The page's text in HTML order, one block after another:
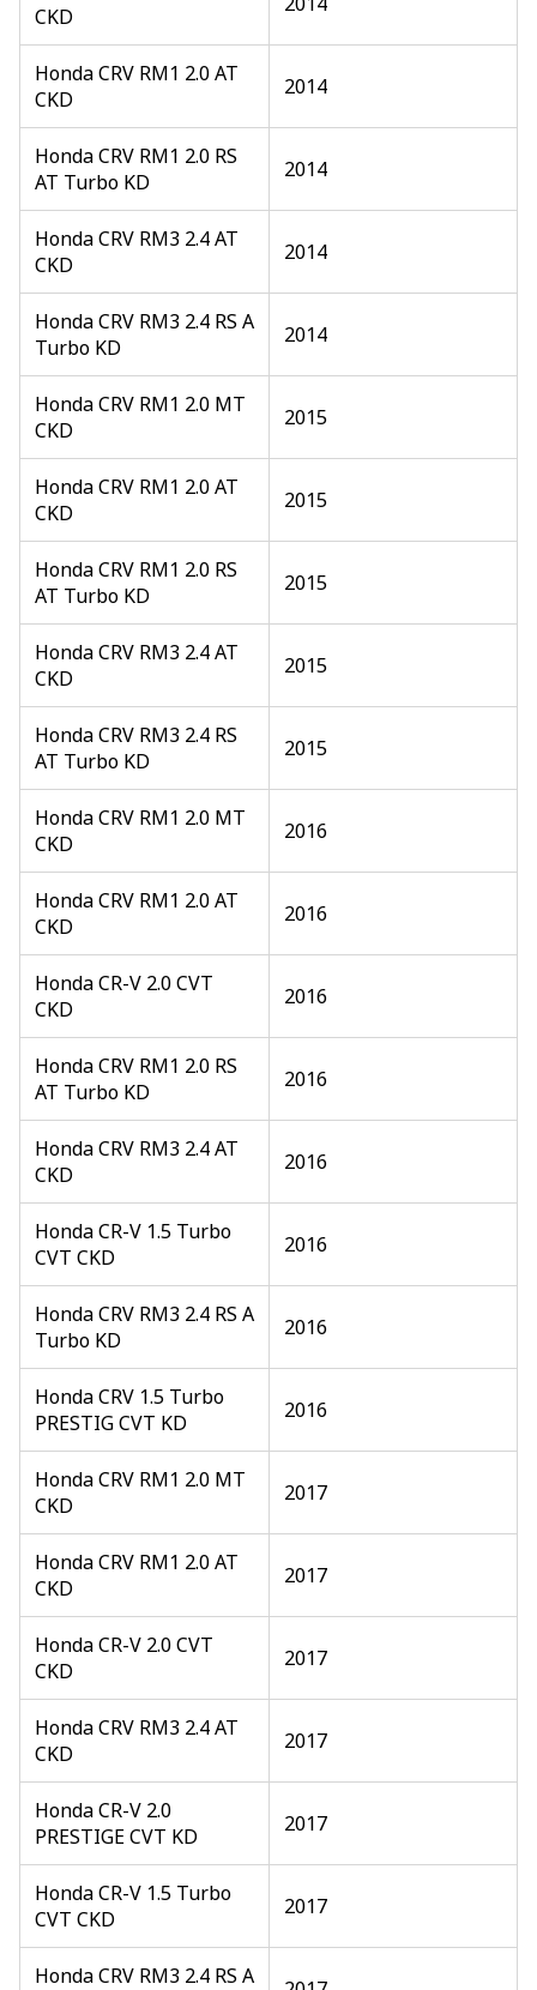
CKD
Honda CRV RM1 2.0 AT
CKD
2014
Honda CRV RM1 2.0 RS
AT Turbo KD
2014
Honda CRV RM3 2.4 AT
CKD
2014
Honda CRV RM3 2.4 RS A
Turbo KD
2014
Honda CRV RM1 2.0 MT
CKD
2015
Honda CRV RM1 2.0 AT
CKD
2015
Honda CRV RM1 2.0 RS
AT Turbo KD
2015
Honda CRV RM3 2.4 AT
CKD
2015
Honda CRV RM3 2.4 RS
AT Turbo KD
2015
Honda CRV RM1 2.0 MT
CKD
2016
Honda CRV RM1 2.0 AT
CKD
2016
Honda CR-V 2.0 CVT
CKD
2016
Honda CRV RM1 2.0 RS
AT Turbo KD
2016
Honda CRV RM3 2.4 AT
CKD
2016
Honda CR-V 1.5 Turbo
CVT CKD
2016
Honda CRV RM3 2.4 RS A
Turbo KD
2016
Honda CRV 1.5 Turbo
PRESTIG CVT KD
2016
Honda CRV RM1 2.0 MT
CKD
2017
Honda CRV RM1 2.0 AT
CKD
2017
Honda CR-V 2.0 CVT
CKD
2017
Honda CRV RM3 2.4 AT
CKD
2017
Honda CR-V 2.0
PRESTIGE CVT KD
2017
Honda CR-V 1.5 Turbo
CVT CKD
2017
Honda CRV RM3 2.4 RS A